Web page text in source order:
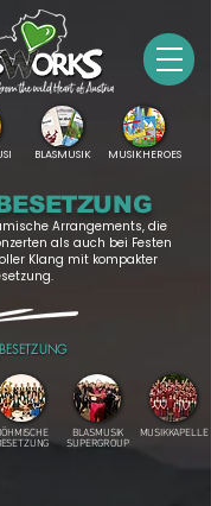
BLASMUSIK MUSIKHEROES
Arrangements, die
als auch bei Festen
Klang mit kompakter
BLASMUSIK
SUPERGROUP
MUSIKKAPELLE